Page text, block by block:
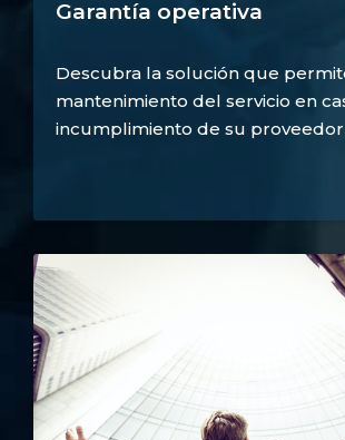
Garantía operativa
Descubra la solución que
mantenimiento del servicio en
incumplimiento de su proveedor